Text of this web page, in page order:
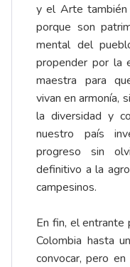
y el Arte también
porque son
mental del
propender por la
maestra para
vivan en armonía,
la diversidad y
nuestro país
progreso sin
definitivo a la
campesinos.
En fin, el
Colombia hasta
convocar, pero